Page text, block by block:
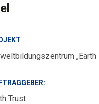
„Earth
Trust